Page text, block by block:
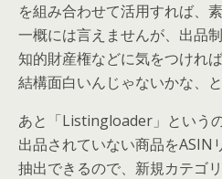
を組み合わせて活用すれば、
一概には言えませんが、出品
知的財産権などに気をつけれ
結構面白いんじゃないかな、と
あと「Listingloader」という
出品されていない商品をASIN
抽出できるので、新規カテゴ